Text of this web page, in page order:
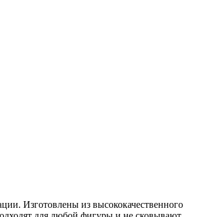
Изготовлены из высококачественного